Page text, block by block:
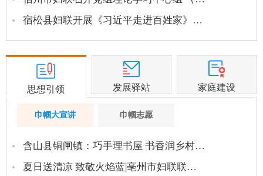
宿松县妇联开展《习近平走进百姓家》…
思想引领 发展驿站 家庭建设
巾帼大宣讲 巾帼志愿
含山县铜闸镇：巧手理书屋 书香润乡村…
夏日送清凉 致敬火焰蓝|亳州市妇联联…